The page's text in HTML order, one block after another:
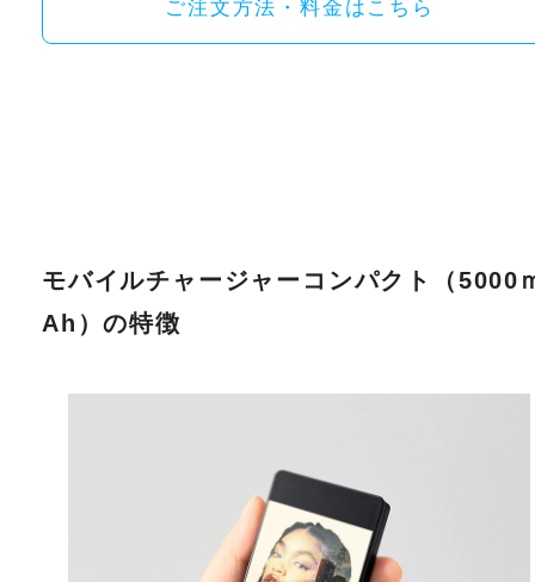
ご注文方法・料金はこちら
モバイルチャージャーコンパクト（5000
Ah）の特徴